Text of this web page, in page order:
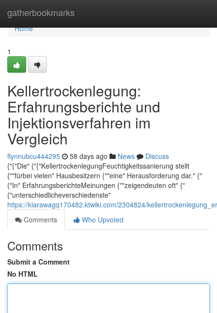
gatherbookmarks
Home
Home
1
Kellertrockenlegung:
Erfahrungsberichte und
Injektionsverfahren im
Vergleich
flynnubcu444295 58 days ago News
Discuss
{"{"Die" {"{"KellertrockenlegungFeuchtigkeitssanierung stellt
{""fürbei vielen" Hausbesitzern {""eine" Herausforderung dar." {"
{"In" ErfahrungsberichteMeinungen {""zeigendeuten oft" {"
{"unterschiedlicheverschiedenste"
https://kiarawagq170482.ktwiki.com/2304824/
Comments
Who Upvoted
Comments
Submit a Comment
No HTML